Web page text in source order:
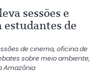
sessões e
de
de cinema, oficina de
sobre meio ambiente,
Amazônia